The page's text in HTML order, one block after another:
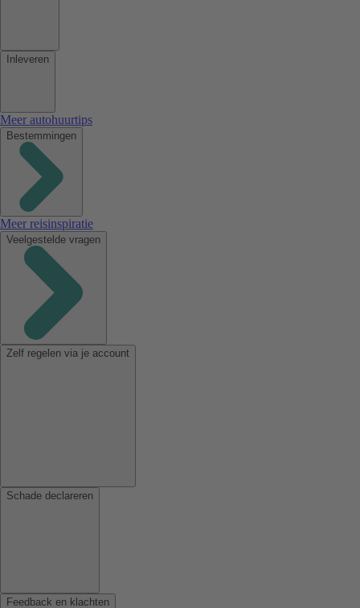
Inleveren
Meer autohuurtips
Bestemmingen
Meer reisinspiratie
Veelgestelde vragen
Zelf regelen via je account
Schade declareren
Feedback en klachten